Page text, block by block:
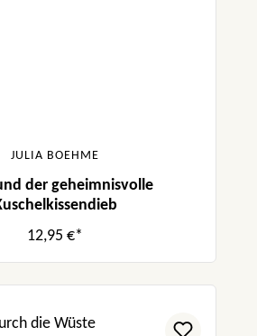
JULIA BOEHME
der geheimnisvolle
12,95 €*